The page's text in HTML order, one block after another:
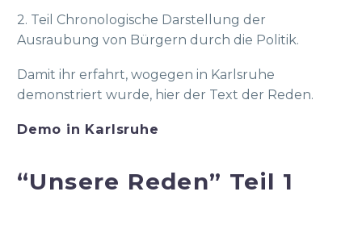
2. Teil Chronologische Darstellung der
Ausraubung von Bürgern durch die Politik.
Damit ihr erfahrt, wogegen in Karlsruhe
demonstriert wurde, hier der Text der Reden.
Demo in Karlsruhe
“Unsere Reden” Teil 1